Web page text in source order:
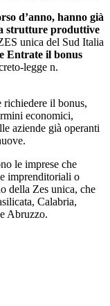
d’anno, hanno già
strutture produttive
unica del Sud Italia
Entrate il bonus
legge n.
il bonus,
economici,
aziende già operanti
le imprese che
imprenditoriali o
della Zes unica, che
Calabria,
Abruzzo.